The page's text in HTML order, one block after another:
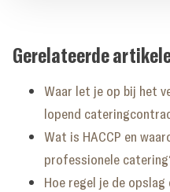
Gerelateerde
Waar let je op bij het
lopend
Wat is HACCP en
professionele
Hoe regel je de